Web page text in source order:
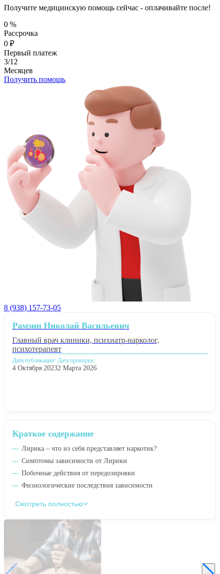
Получите медицинскую помощь сейчас - оплачивайте после!
0 %
Рассрочка
0 ₽
Первый платеж
3/12
Месяцев
Получить помощь
8 (938) 157-73-05
Краткое содержание
Лирика – что из себя представляет наркотик?
Симптомы зависимости от Лирики
Побочные действия от передозировки
Физиологические последствия зависимости
Смотреть полностью
Рамзин Николай Васильевич
Главный врач клиники, психиатр-нарколог,
психотерапевт
Дата публикации:
4 Октября 2023
Дата проверки:
2 Марта 2026